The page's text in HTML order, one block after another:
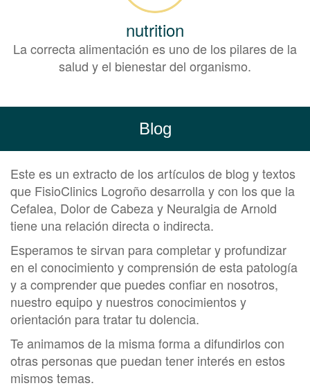
nutrition
La correcta alimentación es uno de los pilares de la
salud y el bienestar del organismo.
Blog
Este es un extracto de los artículos de blog y textos
que FisioClinics Logroño desarrolla y con los que la
Cefalea, Dolor de Cabeza y Neuralgia de Arnold
tiene una relación directa o indirecta.
Esperamos te sirvan para completar y profundizar
en el conocimiento y comprensión de esta patología
y a comprender que puedes confiar en nosotros,
nuestro equipo y nuestros conocimientos y
orientación para tratar tu dolencia.
Te animamos de la misma forma a difundirlos con
otras personas que puedan tener interés en estos
mismos temas.